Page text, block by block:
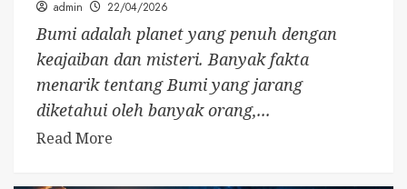
admin 22/04/2026
Bumi adalah planet yang penuh dengan
keajaiban dan misteri. Banyak fakta
menarik tentang Bumi yang jarang
diketahui oleh banyak orang,...
Read More